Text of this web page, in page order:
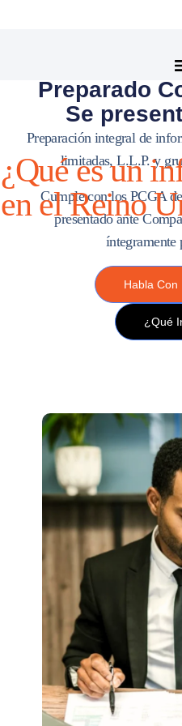
en el
Preparado
Se
Preparación integral de
limitadas, L.L.P. y
Cumple con los PCGA
presentado ante
íntegramente
Habla Con
¿Qué
¿Qué es un
en el Reino